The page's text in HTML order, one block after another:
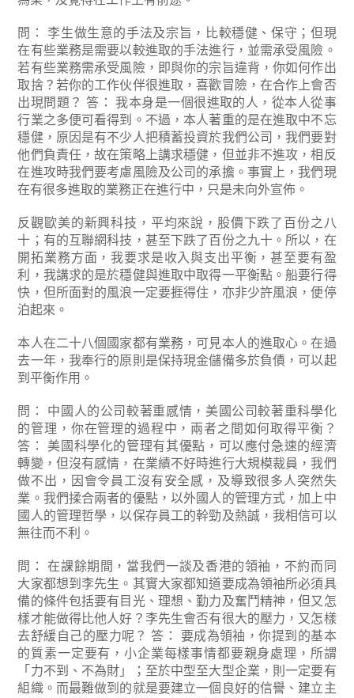
問： 李生做生意的手法及宗旨，比較穩健、保守；但現
在有些業務是需要以較進取的手法進行，並需承受風險。
若有些業務需承受風險，即與你的宗旨違背，你如何作出
取捨？若你的工作伙伴很進取，喜歡冒險，在合作上會否
出現問題？ 答： 我本身是一個很進取的人，從本人從事
行業之多便可看得到。不過，本人著重的是在進取中不忘
穩健，原因是有不少人把積蓄投資於我們公司，我們要對
他們負責任，故在策略上講求穩健，但並非不進攻，相反
在進攻時我們要考慮風險及公司的承擔。事實上，我們現
在有很多進取的業務正在進行中，只是未向外宣佈。
反觀歐美的新興科技，平均來說，股價下跌了百份之八
十；有的互聯網科技，甚至下跌了百份之九十。所以，在
開拓業務方面，我要求是收入與支出平衡，甚至要有盈
利，我講求的是於穩健與進取中取得一平衡點。船要行得
快，但所面對的風浪一定要捱得住，亦非少許風浪，便停
泊起來。
本人在二十八個國家都有業務，可見本人的進取心。在過
去一年，我奉行的原則是保持現金儲備多於負債，可以起
到平衡作用。
問： 中國人的公司較著重感情，美國公司較著重科學化
的管理，你在管理的過程中，兩者之間如何取得平衡？
答： 美國科學化的管理有其優點，可以應付急速的經濟
轉變，但沒有感情，在業績不好時進行大規模裁員，我們
做不出，因會令員工沒有安全感，及導致很多人突然失
業。我們揉合兩者的優點，以外國人的管理方式，加上中
國人的管理哲學，以保存員工的幹勁及熱誠，我相信可以
無往而不利。
問： 在課餘期間，當我們一談及香港的領袖，不約而同
大家都想到李先生。其實大家都知道要成為領袖所必須具
備的條件包括要有目光、理想、勤力及奮鬥精神，但又怎
樣才能做得比他人好？李先生會否有很大的壓力，又怎樣
去舒緩自己的壓力呢？ 答： 要成為領袖，你提到的基本
的質素一定要有，小企業每樣事情都要親身處理，所謂
「力不到、不為財」；至於中型至大型企業，則一定要有
組織。而最難做到的就是要建立一個良好的信譽、建立主